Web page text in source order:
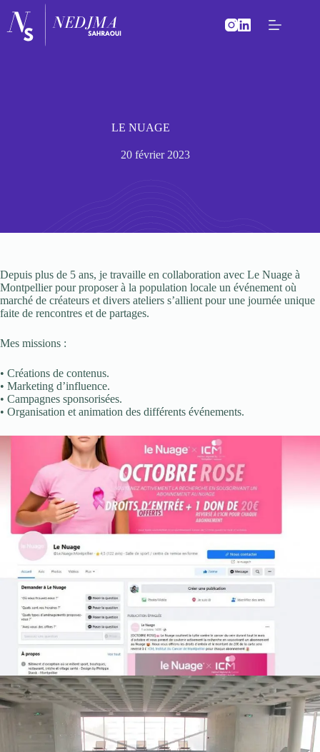
contenu
LE NUAGE
20 février 2023
Depuis plus de 5 ans, je travaille en collaboration avec Le Nuage à
Montpellier pour proposer à la population locale un événement où
marché de créateurs et divers ateliers s’allient pour une journée unique
faite de rencontres et de partages.
Mes missions :
• Créations de contenus.
• Marketing d’influence.
• Campagnes sponsorisées.
• Organisation et animation des différents événements.